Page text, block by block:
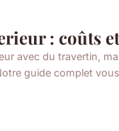
: coûts
avec du travertin,
guide complet